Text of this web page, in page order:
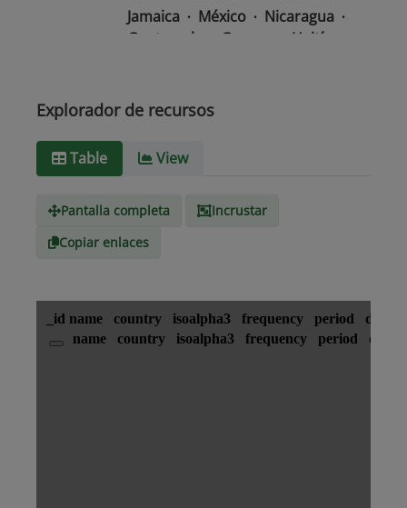
Jamaica
México
Nicaragua
Guatemala
Guyana
Haití
Barbados
Paraguay
Tipo de
text/csv
Explorador de recursos
Table View
Pantalla completa
Incrustar
Copiar enlaces